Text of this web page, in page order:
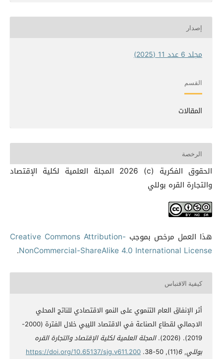
إصدار
مجلد 6 عدد 11 (2025)
القسم
المقالات
الرخصة
الحقوق الفكرية (c) 2026 المجلة العلمية لكلية الإقتصاد
والتجارة القره بوللي
هذا العمل مرخص بموجب Creative Commons Attribution-
NonCommercial-ShareAlike 4.0 International License
.
كيفية الاقتباس
أثر الإنفاق العام التنموي على النمو الاقتصادي للناتج المحلي
الاجمالي لقطاع الصناعة في الاقتصاد الليبي خلال الفترة (2000-
2019). (2026).
المجلة العلمية لكلية الإقتصاد والتجارة القره
بوللي,
6
(11), 50-38.
https://doi.org/10.65137/sjg.v611.200